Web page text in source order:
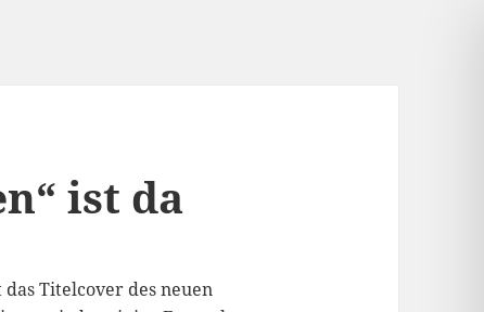
ist da
Titelcover des neuen